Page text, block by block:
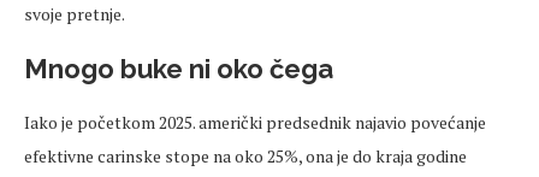
svoje pretnje.
Mnogo buke ni oko čega
Iako je početkom 2025. američki predsednik najavio povećanje
efektivne carinske stope na oko 25%, ona je do kraja godine